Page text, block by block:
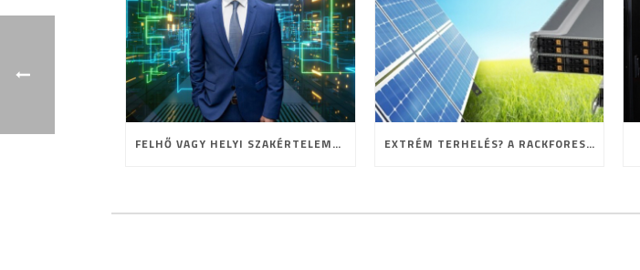
FELHŐ VAGY HELYI SZAKÉRTELEM? A HOSTING JELENE ÉS JÖVŐJE EXTRÉM TERHELÉS? A RACKFOREST ISMÉT BIZONYÍTOTT!